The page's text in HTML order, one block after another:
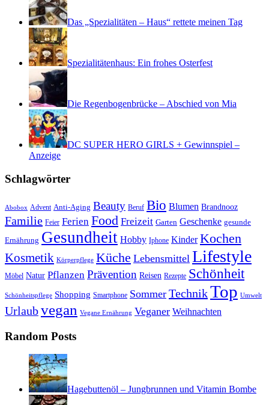
Das „Spezialitäten – Haus“ rettete meinen Tag
Spezialitätenhaus: Ein frohes Osterfest
Die Regenbogenbrücke – Abschied von Mia
DC SUPER HERO GIRLS + Gewinnspiel –
Anzeige
Schlagwörter
Abobox Advent Anti-Aging Beauty Beruf Bio Blumen Brandnooz
Familie Feier Ferien Food Freizeit Garten Geschenke gesunde
Ernährung Gesundheit Hobby Iphone Kinder Kochen
Kosmetik Körperpflege Küche Lebensmittel Lifestyle
Möbel Natur Pflanzen Prävention Reisen Rezepte Schönheit
Schönheitspflege Shopping Smartphone Sommer TechnikTop Umwelt
Urlaubvegan Vegane Ernährung Veganer Weihnachten
Random Posts
Hagebuttenöl – Jungbrunnen und Vitamin Bombe